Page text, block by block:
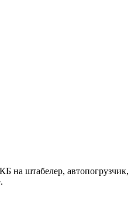
штабелер, автопогрузчик,